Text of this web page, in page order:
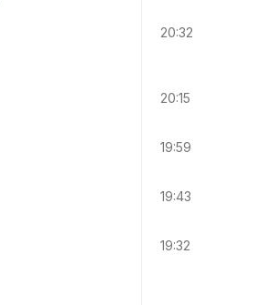
20:32
20:15
19:59
19:43
19:32